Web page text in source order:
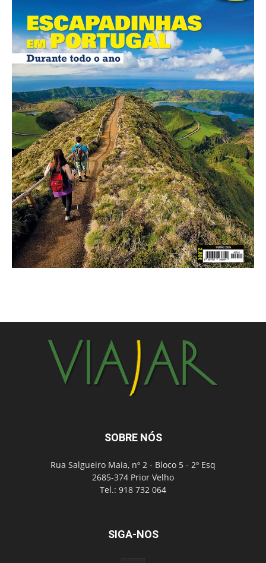
SOBRE NÓS
Rua Salgueiro Maia, nº 2 - Bloco 5 - 2º Esq
2685-374 Prior Velho
Tel.: 918 732 064
SIGA-NOS